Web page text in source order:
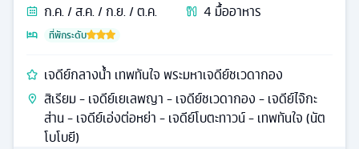
ก.ค. / ส.ค. / ก.ย. / ต.ค.
4 มื้ออาหาร
ที่พักระดับ
เจดีย์กลางน้ำ เทพทันใจ พระมหาเจดีย์ชเวดากอง
สิเรียม - เจดีย์เยเลพญา - เจดีย์ชเวดากอง - เจดีย์ไจ๊กะ
ส่าน - เจดีย์เอ่งต่อหย่า - เจดีย์โบตะทาวน์ - เทพทันใจ (นัต
โบโบยี)